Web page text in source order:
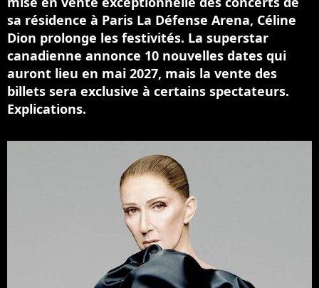
sa résidence à Paris La Défense Arena, Céline
Dion prolonge les festivités. La superstar
canadienne annonce 10 nouvelles dates qui
auront lieu en mai 2027, mais la vente des
billets sera exclusive à certains spectateurs.
Explications.